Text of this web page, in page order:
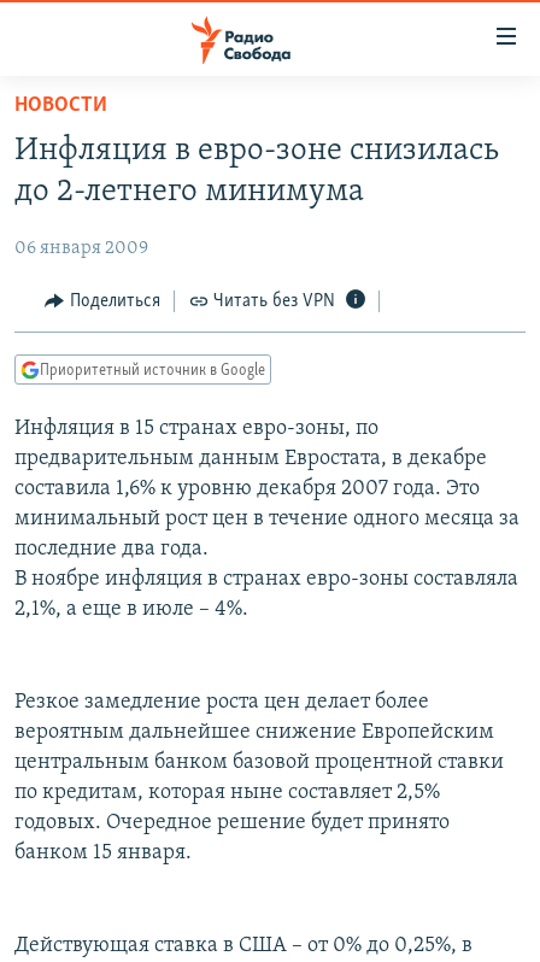
упрощенного
доступа
Вернуться
основному
Вернутся
главной
навигации
Вернутся
поиску
ПРОГРАММЫ
ПОДКАСТЫ
ЦИТАТЫ СВОБОДЫ
МНЕНИЯ
IDEL.РЕАЛИИ
КАВКАЗ.РЕАЛИИ
СЕВЕР.РЕАЛИИ
СИБИРЬ.РЕАЛИИ
РАСПИСАНИЕ ВЕЩАНИЯ
ПОДПИШИТЕСЬ НА РАССЫЛКУ
Все сайты РСЕ/РС
НОВОСТИ
Инфляция в евро-зоне снизилась
до 2-летнего минимума
06 января 2009
Поделиться Читать без VPN
Приоритетный источник в Google
Инфляция в 15 странах евро-зоны, по
предварительным данным Евростата, в декабре
составила 1,6% к уровню декабря 2007 года. Это
минимальный рост цен в течение одного месяца за
последние два года.
В ноябре инфляция в странах евро-зоны составляла
2,1%, а еще в июле – 4%.
Резкое замедление роста цен делает более
вероятным дальнейшее снижение Европейским
центральным банком базовой процентной ставки
по кредитам, которая ныне составляет 2,5%
годовых. Очередное решение будет принято
банком 15 января.
Действующая ставка в США – от 0% до 0,25%, в